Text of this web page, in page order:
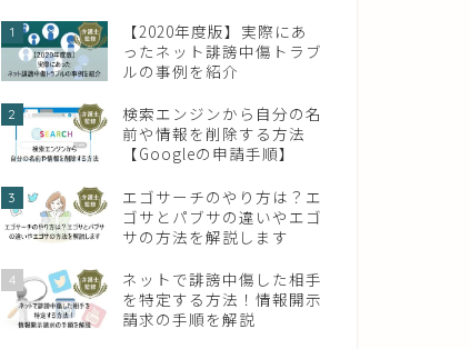
1
【2020年度版】実際にあ
ったネット誹謗中傷トラブ
ルの事例を紹介
2
検索エンジンから自分の名
前や情報を削除する方法
【Googleの申請手順】
3
エゴサーチのやり方は？エ
ゴサとパブサの違いやエゴ
サの方法を解説します
4
ネットで誹謗中傷した相手
を特定する方法！情報開示
請求の手順を解説